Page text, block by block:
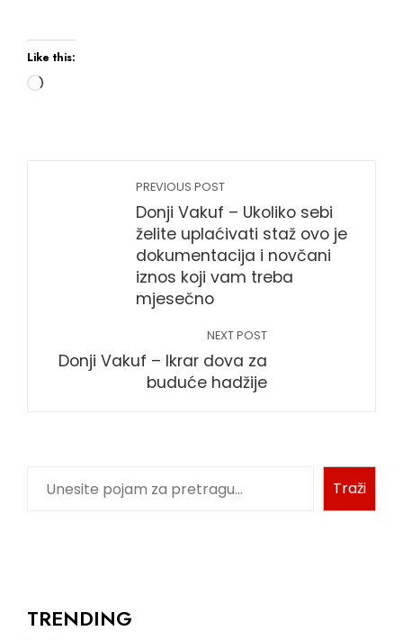
Like this:
PREVIOUS POST
Donji Vakuf – Ukoliko sebi
želite uplaćivati staž ovo je
dokumentacija i novčani
iznos koji vam treba
mjesečno
NEXT POST
Donji Vakuf – Ikrar dova za
buduće hadžije
Traži
TRENDING